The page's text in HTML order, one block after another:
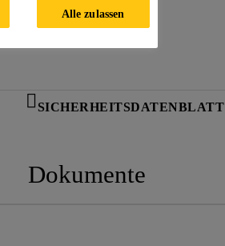
SICHERHEITSDATENBLATT
Dokumente
Alle zulassen